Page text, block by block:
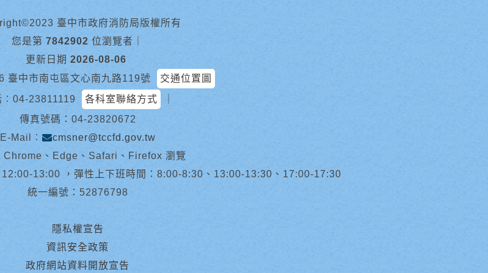
臺中市政府消防局版權所有
您是第 7842902 位瀏覽者
更新日期 2026-08-06
臺中市南屯區文心南九路119號
交通位置圖
04-23811119 各科室聯絡方式
傳真號碼：04-23820672
E-Mail︰
cmsner@tccfd.gov.tw
Chrome、Edge、Safari、Firefox 瀏覽
13:00 ，彈性上下班時間：8:00-8:30、13:00-13:30、17:00-17:30
統一編號：52876798
隱私權宣告
資訊安全政策
政府網站資料開放宣告